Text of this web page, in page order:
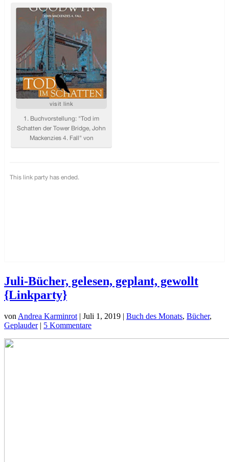
Juli-Bücher, gelesen, geplant, gewollt
{Linkparty}
vonAndrea Karminrot| Juli 1, 2019 Buch des Monats, Bücher,
Geplauder| 5 Kommentare